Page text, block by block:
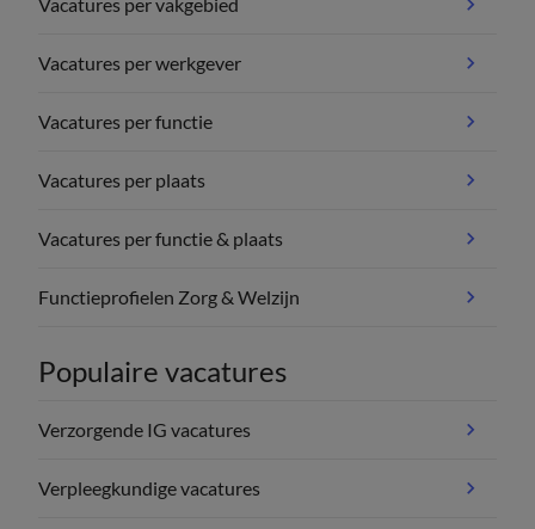
Vacatures per werkgever
Vacatures per functie
Vacatures per plaats
Vacatures per functie & plaats
Functieprofielen Zorg & Welzijn
Populaire vacatures
Verzorgende IG vacatures
Verpleegkundige vacatures